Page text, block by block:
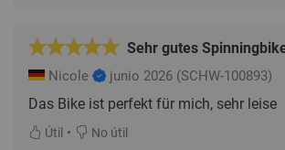
Sehr gutes
Nicole junio 2026 (SCHW-100893)
Das Bike ist perfekt für mich, sehr leise
Útil • No útil